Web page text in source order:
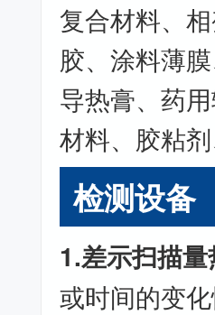
复合材料、
胶、涂料薄
导热膏、药
材料、胶粘
检测设备
1.差示扫描量
或时间的变化